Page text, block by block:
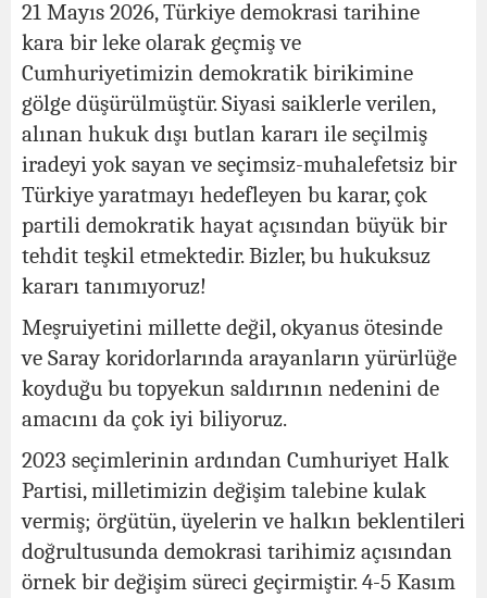
21 Mayıs 2026, Türkiye demokrasi tarihine
kara bir leke olarak geçmiş ve
Cumhuriyetimizin demokratik birikimine
gölge düşürülmüştür. Siyasi saiklerle verilen,
alınan hukuk dışı butlan kararı ile seçilmiş
iradeyi yok sayan ve seçimsiz-muhalefetsiz bir
Türkiye yaratmayı hedefleyen bu karar, çok
partili demokratik hayat açısından büyük bir
tehdit teşkil etmektedir. Bizler, bu hukuksuz
kararı tanımıyoruz!
Meşruiyetini millette değil, okyanus ötesinde
ve Saray koridorlarında arayanların yürürlüğe
koyduğu bu topyekun saldırının nedenini de
amacını da çok iyi biliyoruz.
2023 seçimlerinin ardından Cumhuriyet Halk
Partisi, milletimizin değişim talebine kulak
vermiş; örgütün, üyelerin ve halkın beklentileri
doğrultusunda demokrasi tarihimiz açısından
örnek bir değişim süreci geçirmiştir. 4-5 Kasım